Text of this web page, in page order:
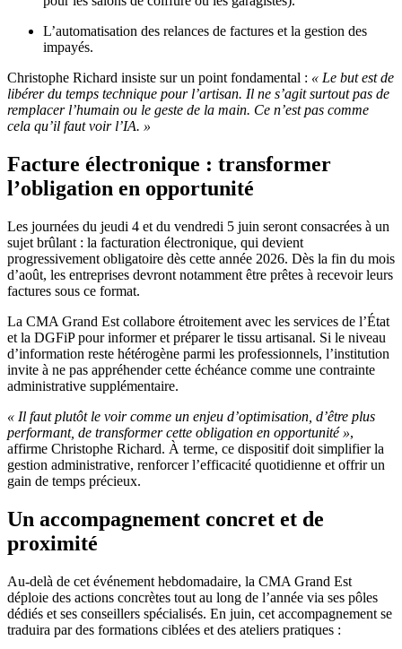
L’automatisation des relances de factures et la gestion des
impayés.
Christophe Richard insiste sur un point fondamental : « Le but est de
libérer du temps technique pour l’artisan. Il ne s’agit surtout pas de
remplacer l’humain ou le geste de la main. Ce n’est pas comme
cela qu’il faut voir l’IA. »
Facture électronique : transformer
l’obligation en opportunité
Les journées du jeudi 4 et du vendredi 5 juin seront consacrées à un
sujet brûlant : la facturation électronique, qui devient
progressivement obligatoire dès cette année 2026. Dès la fin du mois
d’août, les entreprises devront notamment être prêtes à recevoir leurs
factures sous ce format.
La CMA Grand Est collabore étroitement avec les services de l’État
et la DGFiP pour informer et préparer le tissu artisanal. Si le niveau
d’information reste hétérogène parmi les professionnels, l’institution
invite à ne pas appréhender cette échéance comme une contrainte
administrative supplémentaire.
« Il faut plutôt le voir comme un enjeu d’optimisation, d’être plus
performant, de transformer cette obligation en opportunité »,
affirme Christophe Richard. À terme, ce dispositif doit simplifier la
gestion administrative, renforcer l’efficacité quotidienne et offrir un
gain de temps précieux.
Un accompagnement concret et de
proximité
Au-delà de cet événement hebdomadaire, la CMA Grand Est
déploie des actions concrètes tout au long de l’année via ses pôles
dédiés et ses conseillers spécialisés. En juin, cet accompagnement se
traduira par des formations ciblées et des ateliers pratiques :